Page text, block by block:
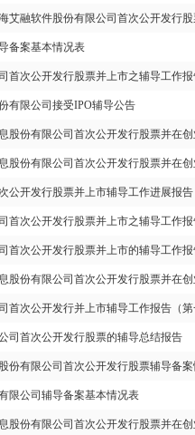
艾融软件股份有限公司首次公开发行
备案基本情况表
首次公开发行股票并上市之辅导工作报
有限公司接受IPO辅导公告
股份有限公司首次公开发行股票并在
股份有限公司首次公开发行股票并在
公开发行股票并上市辅导工作进展报告
首次公开发行股票并上市之辅导工作报
首次公开发行股票并上市的辅导工作报
股份有限公司首次公开发行股票并在
首次公开发行并上市辅导工作报告（第
司首次公开发行股票的辅导总结报告
份有限公司首次公开发行股票辅导备
限公司辅导备案基本情况表
股份有限公司首次公开发行股票并在